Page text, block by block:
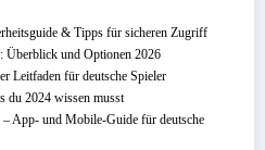
& Tipps für sicheren Zugriff
Überblick und Optionen 2026
Leitfaden für deutsche Spieler
du 2024 wissen musst
App‑ und Mobile‑Guide für deutsche